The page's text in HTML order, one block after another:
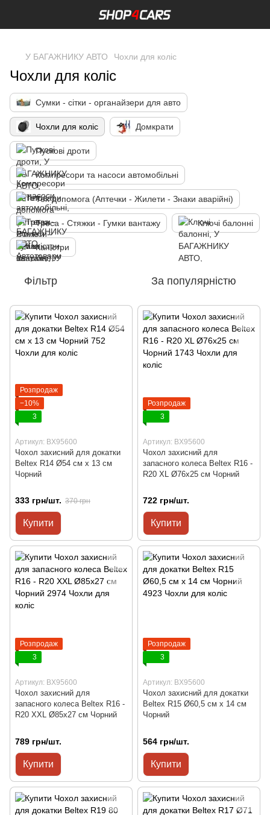
У БАГАЖНИКУ АВТО Чохли для коліс
Чохли для коліс
Сумки - сітки - органайзери для авто
Чохли для коліс Домкрати
Пускові дроти
Компресори та насоси автомобільні
Тех допомога (Аптечки - Жилети - Знаки аварійні)
Троса - Стяжки - Гумки вантажу Ключі балонні
Каністри
Фільтр За популярністю
Розпродаж
−10%
3
Артикул: BX95600
Чохол захисний для докатки
Beltex R14 Ø54 см x 13 см
Чорний
333 грн/шт. 370 грн
Купити
Розпродаж
3
Артикул: BX95600
Чохол захисний для
запасного колеса Beltex R16 -
R20 XL Ø76x25 см Чорний
722 грн/шт.
Купити
Розпродаж
3
Артикул: BX95600
Чохол захисний для
запасного колеса Beltex R16 -
R20 XXL Ø85x27 см Чорний
789 грн/шт.
Купити
Розпродаж
3
Артикул: BX95600
Чохол захисний для докатки
Beltex R15 Ø60,5 см x 14 см
Чорний
564 грн/шт.
Купити